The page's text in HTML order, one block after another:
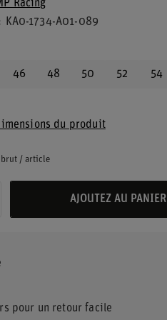
Racing
KA0-1734-A01-089
46 48 50 52 54
du produit
/article
AJOUTEZ AU PANIER
pour un retour facile